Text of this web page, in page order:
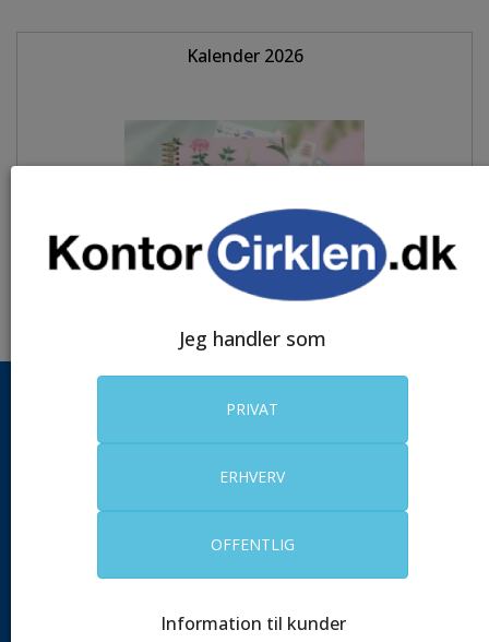
Kalender 2026
mulighed for dag-til-dag levering.
RING TIL OS
Kundeservice er åben alle hverdage.
Vi besvarer din mail indenfor en hverdag.
Jeg handler som
PRIVAT
ERHVERV
OFFENTLIG
Information til kunder